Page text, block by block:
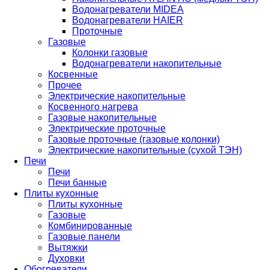
Водонагреватели MIDEA
Водонагреватели HAIER
Проточные
Газовые
Колонки газовые
Водонагреватели накопительные
Косвенные
Прочее
Электрические накопительные
Косвенного нагрева
Газовые накопительные
Электрические проточные
Газовые проточные (газовые колонки)
Электрические накопительные (сухой ТЭН)
Печи
Печи
Печи банные
Плиты кухонные
Плиты кухонные
Газовые
Комбинированные
Газовые панели
Вытяжки
Духовки